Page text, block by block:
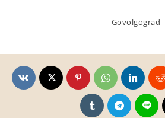
Govolgograd